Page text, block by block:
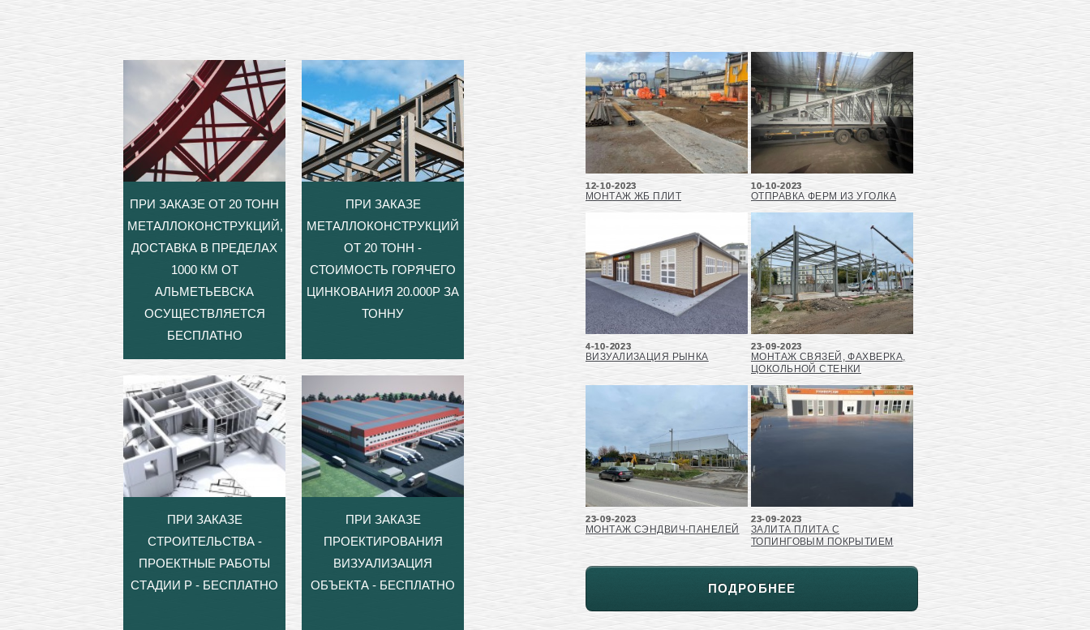
ПРИ ЗАКАЗЕ ОТ 20 ТОНН
МЕТАЛЛОКОНСТРУКЦИЙ,
ДОСТАВКА В ПРЕДЕЛАХ
1000 КМ ОТ
АЛЬМЕТЬЕВСКА
ОСУЩЕСТВЛЯЕТСЯ
БЕСПЛАТНО
ПРИ ЗАКАЗЕ
МЕТАЛЛОКОНСТРУКЦИЙ
ОТ 20 ТОНН -
СТОИМОСТЬ ГОРЯЧЕГО
ЦИНКОВАНИЯ 20.000Р ЗА
ТОННУ
ПРИ ЗАКАЗЕ
СТРОИТЕЛЬСТВА -
ПРОЕКТНЫЕ РАБОТЫ
СТАДИИ Р - БЕСПЛАТНО
ПРИ ЗАКАЗЕ
ПРОЕКТИРОВАНИЯ
ВИЗУАЛИЗАЦИЯ
ОБЪЕКТА - БЕСПЛАТНО
12-10-2023
МОНТАЖ ЖБ ПЛИТ
10-10-2023
ОТПРАВКА ФЕРМ ИЗ УГОЛКА
4-10-2023
ВИЗУАЛИЗАЦИЯ РЫНКА
23-09-2023
МОНТАЖ СВЯЗЕЙ, ФАХВЕРКА,
ЦОКОЛЬНОЙ СТЕНКИ
23-09-2023
МОНТАЖ СЭНДВИЧ-ПАНЕЛЕЙ
23-09-2023
ЗАЛИТА ПЛИТА С
ТОПИНГОВЫМ ПОКРЫТИЕМ
ПОДРОБНЕЕ